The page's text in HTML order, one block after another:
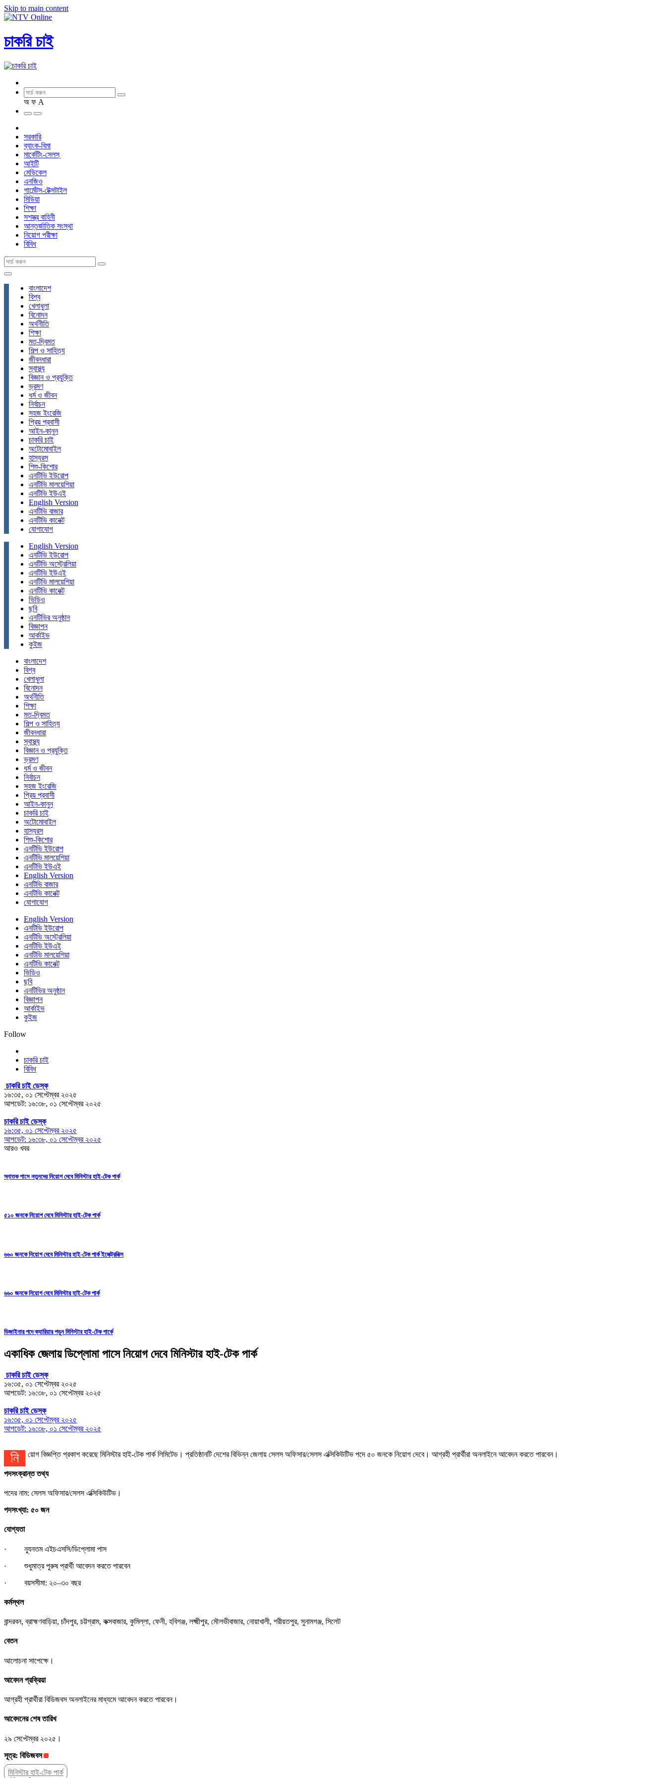
Skip to main content
চাকরি চাই
অ ফ A
সরকারি
ব্যাংক-বিমা
মার্কেটিং-সেলস্
আইটি
মেডিকেল
এনজিও
গার্মেন্টস-টেক্সটাইল
মিডিয়া
শিক্ষা
সশস্ত্র বাহিনী
আন্তর্জাতিক সংস্থা
নিয়োগ পরীক্ষা
বিবিধ
বাংলাদেশ
বিশ্ব
খেলাধুলা
বিনোদন
অর্থনীতি
শিক্ষা
মত-দ্বিমত
শিল্প ও সাহিত্য
জীবনধারা
স্বাস্থ্য
বিজ্ঞান ও প্রযুক্তি
ভ্রমণ
ধর্ম ও জীবন
নির্বাচন
সহজ ইংরেজি
প্রিয় প্রবাসী
আইন-কানুন
চাকরি চাই
অটোমোবাইল
হাস্যরস
শিশু-কিশোর
এনটিভি ইউরোপ
এনটিভি মালয়েশিয়া
এনটিভি ইউএই
English Version
এনটিভি বাজার
এনটিভি কানেক্ট
যোগাযোগ
English Version
এনটিভি ইউরোপ
এনটিভি অস্ট্রেলিয়া
এনটিভি ইউএই
এনটিভি মালয়েশিয়া
এনটিভি কানেক্ট
ভিডিও
ছবি
এনটিভির অনুষ্ঠান
বিজ্ঞাপন
আর্কাইভ
কুইজ
বাংলাদেশ
বিশ্ব
খেলাধুলা
বিনোদন
অর্থনীতি
শিক্ষা
মত-দ্বিমত
শিল্প ও সাহিত্য
জীবনধারা
স্বাস্থ্য
বিজ্ঞান ও প্রযুক্তি
ভ্রমণ
ধর্ম ও জীবন
নির্বাচন
সহজ ইংরেজি
প্রিয় প্রবাসী
আইন-কানুন
চাকরি চাই
অটোমোবাইল
হাস্যরস
শিশু-কিশোর
এনটিভি ইউরোপ
এনটিভি মালয়েশিয়া
এনটিভি ইউএই
English Version
এনটিভি বাজার
এনটিভি কানেক্ট
যোগাযোগ
English Version
এনটিভি ইউরোপ
এনটিভি অস্ট্রেলিয়া
এনটিভি ইউএই
এনটিভি মালয়েশিয়া
এনটিভি কানেক্ট
ভিডিও
ছবি
এনটিভির অনুষ্ঠান
বিজ্ঞাপন
আর্কাইভ
কুইজ
Follow
চাকরি চাই
বিবিধ
চাকরি চাই ডেস্ক
১৬:৩৫, ০১ সেপ্টেম্বর ২০২৫
আপডেট: ১৬:৩৮, ০১ সেপ্টেম্বর ২০২৫
চাকরি চাই ডেস্ক
১৬:৩৫, ০১ সেপ্টেম্বর ২০২৫
আপডেট: ১৬:৩৮, ০১ সেপ্টেম্বর ২০২৫
আরও খবর
স্নাতক পাসে নতুনদের নিয়োগ দেবে মিনিস্টার হাই-টেক পার্ক
৫১০ জনকে নিয়োগ দেবে মিনিস্টার হাই-টেক পার্ক
৬৬০ জনকে নিয়োগ দেবে মিনিস্টার হাই-টেক পার্ক ইলেক্ট্রনিক্স
৬৬০ জনকে নিয়োগ দেবে মিনিস্টার হাই-টেক পার্ক
ডিজাইনার পদে ক্যারিয়ার গড়ুন মিনিস্টার হাই-টেক পার্কে
একাধিক জেলায় ডিপ্লোমা পাসে নিয়োগ দেবে মিনিস্টার হাই-টেক পার্ক
চাকরি চাই ডেস্ক
১৬:৩৫, ০১ সেপ্টেম্বর ২০২৫
আপডেট: ১৬:৩৮, ০১ সেপ্টেম্বর ২০২৫
চাকরি চাই ডেস্ক
১৬:৩৫, ০১ সেপ্টেম্বর ২০২৫
আপডেট: ১৬:৩৮, ০১ সেপ্টেম্বর ২০২৫
নিয়োগ বিজ্ঞপ্তি প্রকাশ করেছে মিনিস্টার হাই-টেক পার্ক লিমিটেড। প্রতিষ্ঠানটি দেশের বিভিন্ন জেলায় সেলস অফিসার/সেলস এক্সিকিউটিভ পদে ৫০ জনকে নিয়োগ দেবে। আগ্রহী প্রার্থীরা অনলাইনে আবেদন করতে পারবেন।
পদসংক্রান্ত তথ্য
পদের নাম: সেলস অফিসার/সেলস এক্সিকিউটিভ।
পদসংখ্যা: ৫০ জন
যোগ্যতা
· ন্যূনতম এইচএসসি/ডিপ্লোমা পাস
· শুধুমাত্র পুরুষ প্রার্থী আবেদন করতে পারবেন
· বয়সসীমা: ২০–৩০ বছর
কর্মস্থল
বান্দরবন, ব্রাহ্মণবাড়িয়া, চাঁদপুর, চট্টগ্রাম, কক্সবাজার, কুমিল্লা, ফেনী, হবিগঞ্জ, লক্ষ্মীপুর, মৌলভীবাজার, নোয়াখালী, শরীয়তপুর, সুনামগঞ্জ, সিলেট
বেতন
আলোচনা সাপেক্ষে।
আবেদন প্রক্রিয়া
আগ্রহী প্রার্থীরা বিডিজবস অনলাইনের মাধ্যমে আবেদন করতে পারবেন।
আবেদনের শেষ তারিখ
২৯ সেপ্টেম্বর ২০২৫।
সূত্র: বিডিজবস
মিনিস্টার হাই-টেক পার্ক